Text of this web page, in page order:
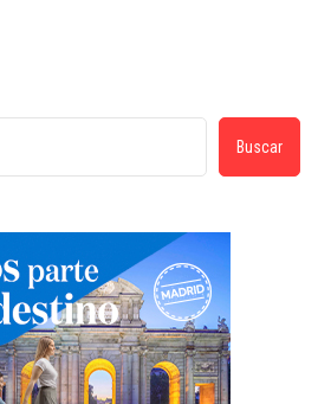
Buscar